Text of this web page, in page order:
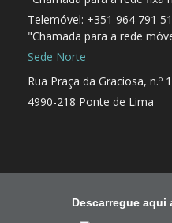
Telemóvel: +351 964 791
"Chamada para a rede
Sede Norte
Rua Praça da Graciosa, n.º
4990-218 Ponte de Lima
Descarregue aqui